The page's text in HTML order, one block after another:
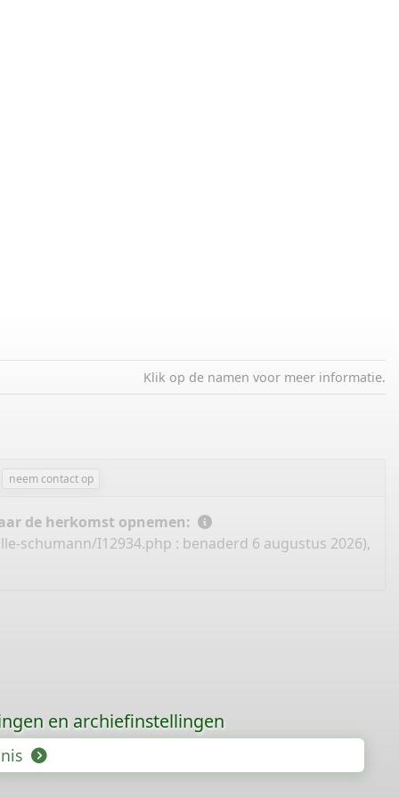
Klik op de namen voor meer informatie.
neem contact op
de herkomst opnemen:
schumann/I12934.php : benaderd 6 augustus 2026),
en archiefinstellingen